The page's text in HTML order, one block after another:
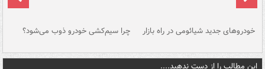
خودروهای جدید شیائومی در راه بازار چرا سیم‌کشی خودرو ذوب می‌شود؟
این مطالب را از دست ندهید....